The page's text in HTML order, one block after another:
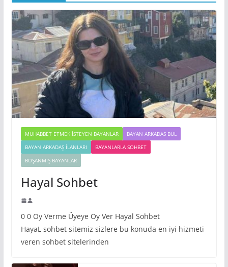
MUHABBET ETMEK İSTEYEN BAYANLAR
BAYAN ARKADAS BUL
BAYAN ARKADAŞ İLANLARI
BAYANLARLA SOHBET
BOŞANMIŞ BAYANLAR
Hayal Sohbet
0 0 Oy Verme Üyeye Oy Ver Hayal Sohbet
HayaL sohbet sitemiz sizlere bu konuda en iyi hizmeti
veren sohbet sitelerinden